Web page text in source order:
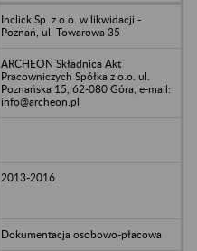
Inclick Sp. z o.o. w likwidacji -
Poznań, ul. Towarowa 35
ARCHEON Składnica Akt
Pracowniczych Spółka z o.o. ul.
Poznańska 15, 62-080 Góra, e-mail:
info@archeon.pl
2013-2016
Dokumentacja osobowo-płacowa